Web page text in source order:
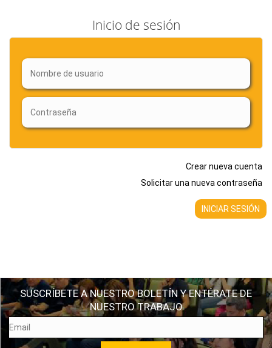
Inicio de sesión
Crear nueva cuenta
Solicitar una nueva contraseña
SUSCRÍBETE A NUESTRO BOLETÍN Y ENTÉRATE DE
NUESTRO TRABAJO